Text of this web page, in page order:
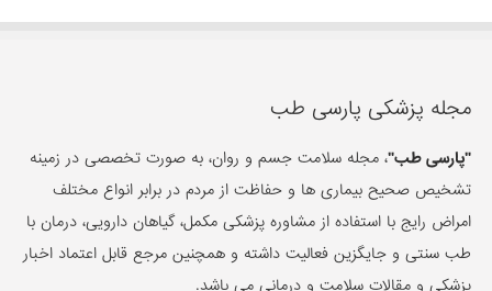
مجله پزشکی پارسی طب
"پارسی طب"، مجله سلامت جسم و روان، به صورت تخصصی در زمینه
تشخیص صحیح بیماری ها و حفاظت از مردم در برابر انواع مختلف
امراض رایج با استفاده از مشاوره پزشکی مکمل، گیاهان دارویی، درمان با
طب سنتی و جایگزین فعالیت داشته و همچنین مرجع قابل اعتماد اخبار
پزشکی و مقالات سلامت و درمانی می باشد.